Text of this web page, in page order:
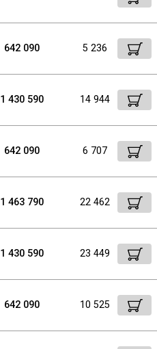
642 090 5 236
1 430 590 14 944
642 090 6 707
1 463 790 22 462
1 430 590 23 449
642 090 10 525